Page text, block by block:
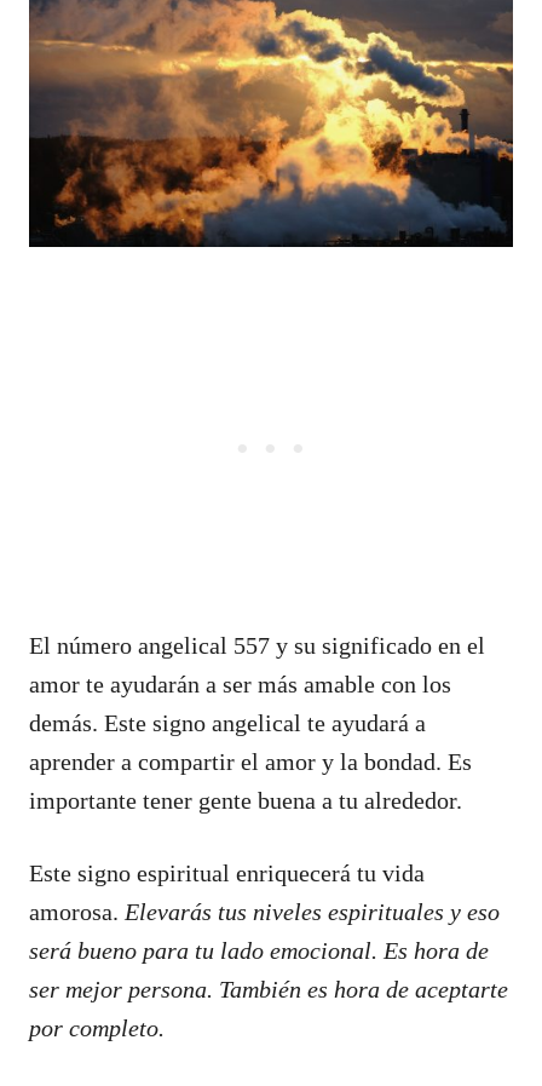
El número angelical 557 y su significado en el
amor te ayudarán a ser más amable con los
demás. Este signo angelical te ayudará a
aprender a compartir el amor y la bondad. Es
importante tener gente buena a tu alrededor.
Este signo espiritual enriquecerá tu vida
amorosa. Elevarás tus niveles espirituales y eso
será bueno para tu lado emocional. Es hora de
ser mejor persona. También es hora de aceptarte
por completo.